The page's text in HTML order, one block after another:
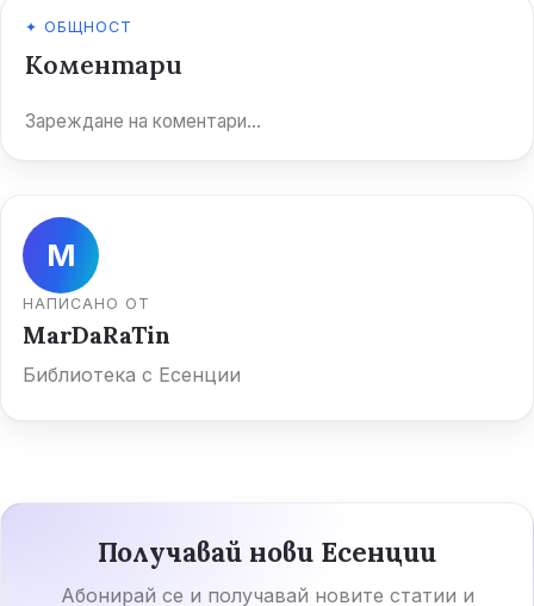
✦ ОБЩНОСТ
Коментари
Зареждане на коментари...
M
НАПИСАНО ОТ
MarDaRaTin
Библиотека с Есенции
Получавай нови Есенции
Абонирай се и получавай новите статии и